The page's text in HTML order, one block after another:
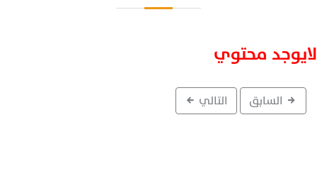
لايوجد محتوي
السابق التالي